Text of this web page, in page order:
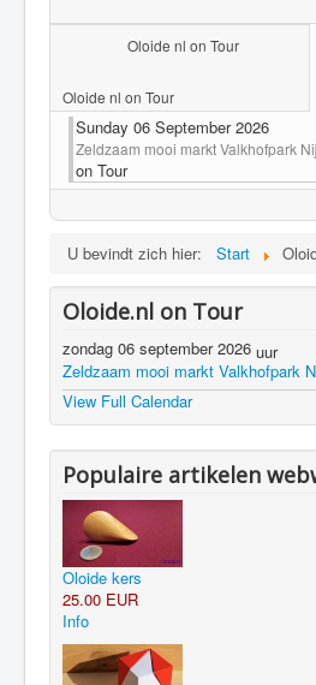
Oloide nl on Tour
Oloide nl on Tour
Sunday 06 September 2026
Zeldzaam mooi markt Valkhofpark
on Tour
U bevindt zich hier: Start
Oloide.nl on Tour
zondag 06 september 2026 uur
Zeldzaam mooi markt Valkhofpark
View Full Calendar
Populaire artikelen
Oloide kers
25.00 EUR
Info